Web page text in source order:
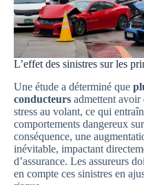
L’effet des sinistres sur les
Une étude a déterminé que
conducteurs admettent avoir
stress au volant, ce qui
comportements dangereux
conséquence, une
inévitable, impactant
d’assurance. Les assureurs
en compte ces sinistres en